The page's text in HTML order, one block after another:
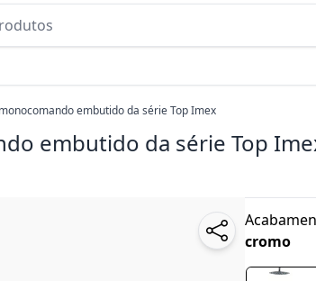
no header
embutido da série Top Imex
embutido da série Top
cromo